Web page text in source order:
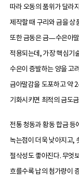
따라 오동의 품위가 달라
제작할 때 구리와 금을 상
또한 금동은 금—수은아
적용되는데, 가장 핵심기
수은이 증발하는 양을 고
금아말감을 도포하고 약
기화시키면 최적의 금도
전통 청동과 황동 합금 등
녹는점이 더욱 낮아지고,
절삭성도 좋아진다. 무엇
흐를수록 납의 첨가량이